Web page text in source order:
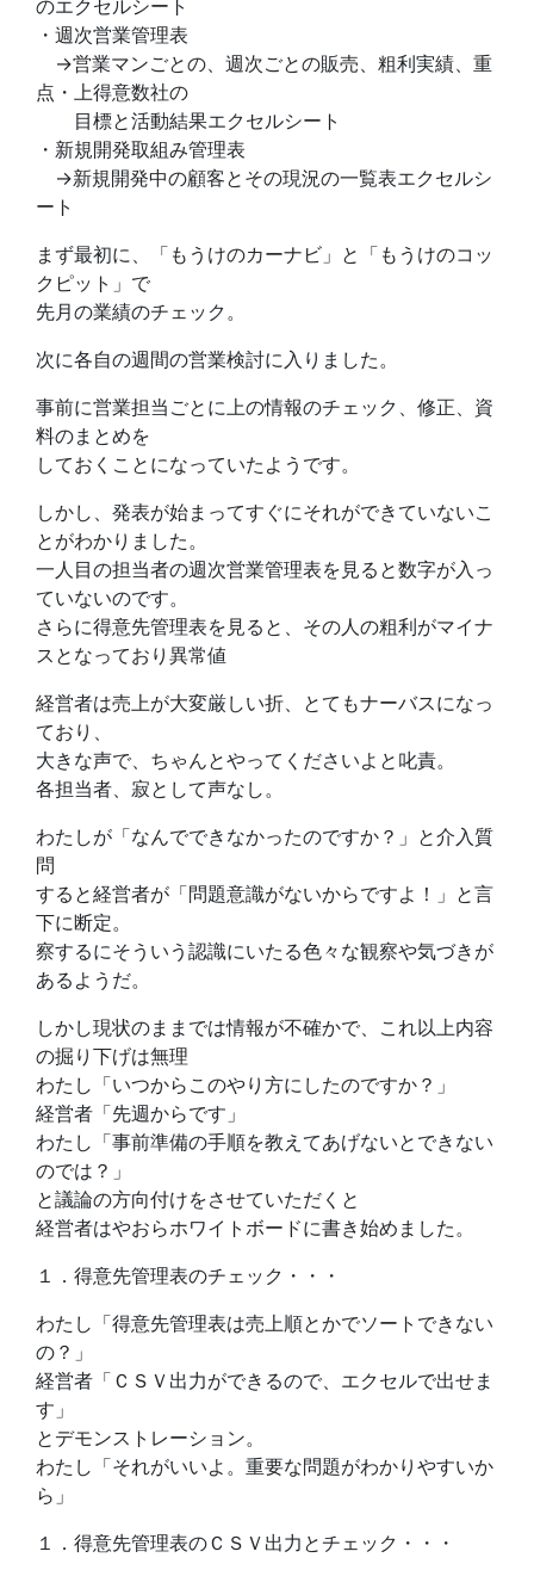
のエクセルシート
・週次営業管理表
→営業マンごとの、週次ごとの販売、粗利実績、重
点・上得意数社の
目標と活動結果エクセルシート
・新規開発取組み管理表
→新規開発中の顧客とその現況の一覧表エクセルシ
ート
まず最初に、「もうけのカーナビ」と「もうけのコッ
クピット」で
先月の業績のチェック。
次に各自の週間の営業検討に入りました。
事前に営業担当ごとに上の情報のチェック、修正、資
料のまとめを
しておくことになっていたようです。
しかし、発表が始まってすぐにそれができていないこ
とがわかりました。
一人目の担当者の週次営業管理表を見ると数字が入っ
ていないのです。
さらに得意先管理表を見ると、その人の粗利がマイナ
スとなっており異常値
経営者は売上が大変厳しい折、とてもナーバスになっ
ており、
大きな声で、ちゃんとやってくださいよと叱責。
各担当者、寂として声なし。
わたしが「なんでできなかったのですか？」と介入質
問
すると経営者が「問題意識がないからですよ！」と言
下に断定。
察するにそういう認識にいたる色々な観察や気づきが
あるようだ。
しかし現状のままでは情報が不確かで、これ以上内容
の掘り下げは無理
わたし「いつからこのやり方にしたのですか？」
経営者「先週からです」
わたし「事前準備の手順を教えてあげないとできない
のでは？」
と議論の方向付けをさせていただくと
経営者はやおらホワイトボードに書き始めました。
１．得意先管理表のチェック・・・
わたし「得意先管理表は売上順とかでソートできない
の？」
経営者「ＣＳＶ出力ができるので、エクセルで出せま
す」
とデモンストレーション。
わたし「それがいいよ。重要な問題がわかりやすいか
ら」
１．得意先管理表のＣＳＶ出力とチェック・・・